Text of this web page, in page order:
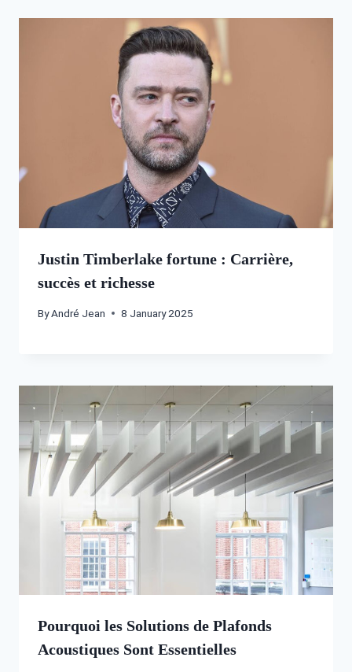
Justin Timberlake fortune : Carrière,
succès et richesse
ByAndré Jean 8 January 2025
Pourquoi les Solutions de Plafonds
Acoustiques Sont Essentielles